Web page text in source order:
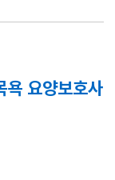
요양보호사